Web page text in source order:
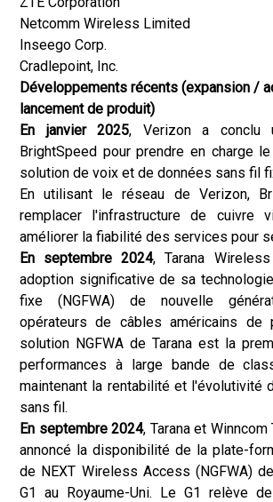
Netcomm Wireless Limited
Inseego Corp.
Cradlepoint, Inc.
Développements récents (expansion /
lancement de produit)
En janvier 2025, Verizon a conclu
BrightSpeed pour prendre en charge
solution de voix et de données sans fil
En utilisant le réseau de Verizon,
remplacer l'infrastructure de cuivre
améliorer la fiabilité des services pour
En septembre 2024, Tarana
adoption significative de sa
fixe (NGFWA) de nouvelle
opérateurs de câbles américains de
solution NGFWA de Tarana est la
performances à large bande de
maintenant la rentabilité et l'évolutivité
sans fil.
En septembre 2024, Tarana et
annoncé la disponibilité de la plate-
de NEXT Wireless Access (NGFWA)
G1 au Royaume-Uni. Le G1 relève